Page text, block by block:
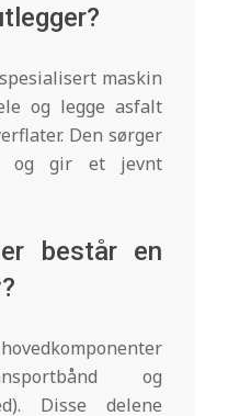
maskin
og legge asfalt
Den sørger
og gir et jevnt
består en
og
Disse delene